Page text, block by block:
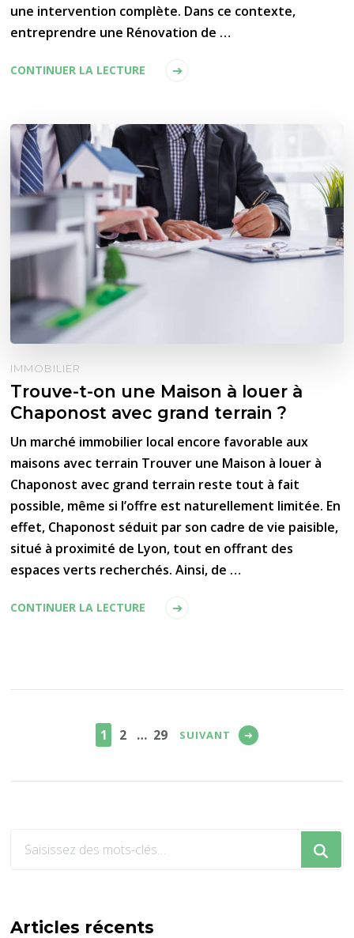
une intervention complète. Dans ce contexte,
entreprendre une Rénovation de …
CONTINUER LA LECTURE
IMMOBILIER
Trouve-t-on une Maison à louer à
Chaponost avec grand terrain ?
Un marché immobilier local encore favorable aux
maisons avec terrain Trouver une Maison à louer à
Chaponost avec grand terrain reste tout à fait
possible, même si l’offre est naturellement limitée. En
effet, Chaponost séduit par son cadre de vie paisible,
situé à proximité de Lyon, tout en offrant des
espaces verts recherchés. Ainsi, de …
CONTINUER LA LECTURE
PAGE
1 PAGE
2 … PAGE
29 SUIVANT
recherchiez
?
Articles récents